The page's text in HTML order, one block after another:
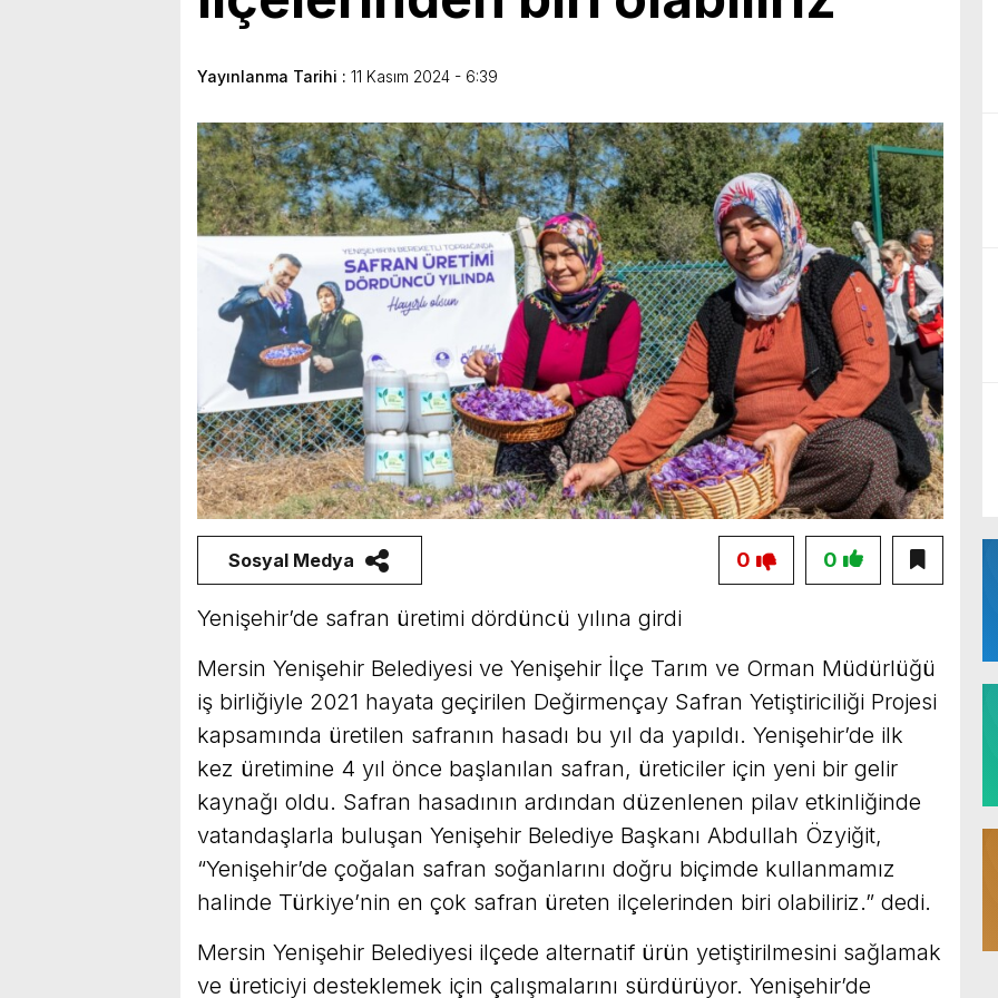
Yayınlanma Tarihi : 11 Kasım 2024 - 6:39
Sosyal Medya 0
0
Yenişehir’de safran üretimi dördüncü yılına girdi
Mersin Yenişehir Belediyesi ve Yenişehir İlçe Tarım ve Orman Müdürlüğü
iş birliğiyle 2021 hayata geçirilen Değirmençay Safran Yetiştiriciliği Projesi
kapsamında üretilen safranın hasadı bu yıl da yapıldı. Yenişehir’de ilk
kez üretimine 4 yıl önce başlanılan safran, üreticiler için yeni bir gelir
kaynağı oldu. Safran hasadının ardından düzenlenen pilav etkinliğinde
vatandaşlarla buluşan Yenişehir Belediye Başkanı Abdullah Özyiğit,
“Yenişehir’de çoğalan safran soğanlarını doğru biçimde kullanmamız
halinde Türkiye’nin en çok safran üreten ilçelerinden biri olabiliriz.” dedi.
Mersin Yenişehir Belediyesi ilçede alternatif ürün yetiştirilmesini sağlamak
ve üreticiyi desteklemek için çalışmalarını sürdürüyor. Yenişehir’de